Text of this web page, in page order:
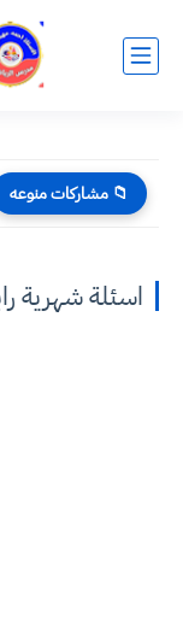
📁 مشاركات منوعه
اسئلة شهرية